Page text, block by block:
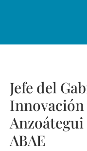
Jefe del
ABAE